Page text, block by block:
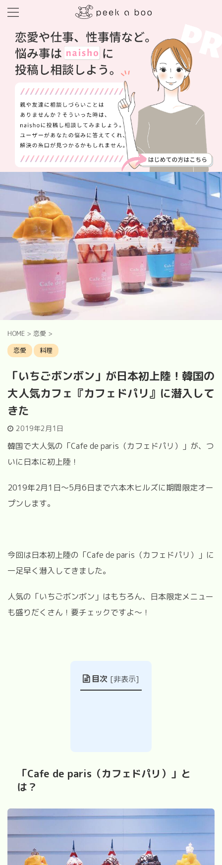
HOME > 恋愛 >
恋愛
料理
「いちごボンボン」が日本初上陸！韓国の
大人気カフェ『カフェドパリ』に潜入して
きた
2019年2月1日
韓国で大人気の「Cafe de paris （カフェドパリ）」が、つ
いに日本に初上陸！
2019年2月1 日～5月6日まで六本木ヒルズに期間限定オー
プンします。
今回は日本初上陸の「Cafe de paris （カフェドパリ）」に
一足早く潜入してきました。
人気の「いちごボンボン」はもちろん、日本限定メニュー
も盛りだくさん！要チェックですよ～！
目次 [非表示]
「Cafe de paris （カフェドパリ）」と
は？